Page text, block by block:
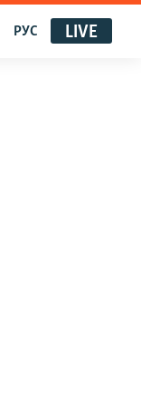
РУС LIVE